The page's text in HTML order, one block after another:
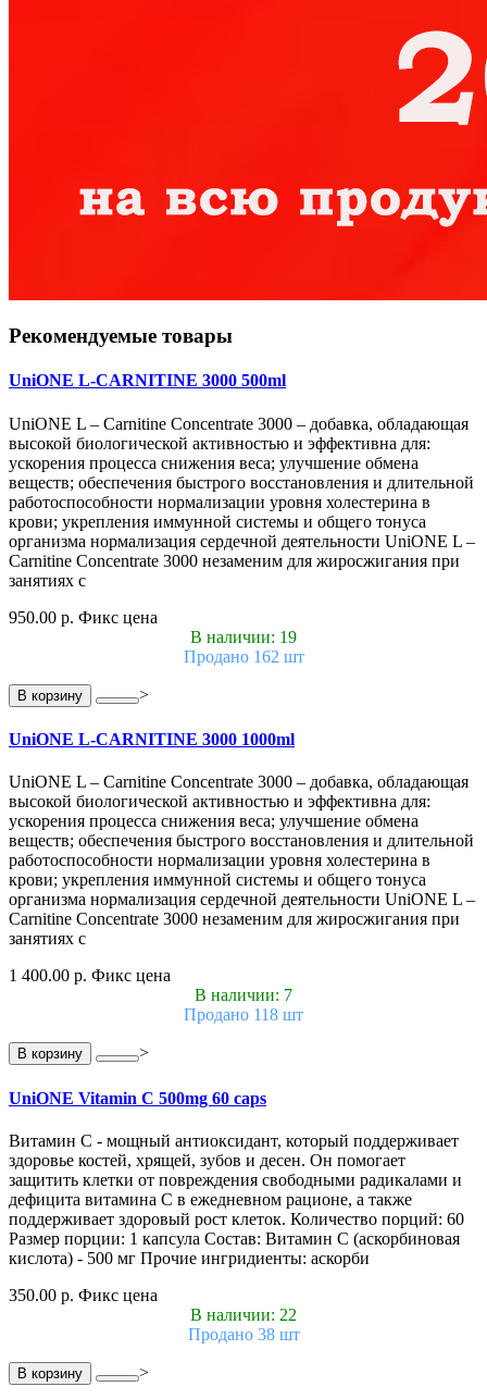
Рекомендуемые товары
UniONE L-CARNITINE 3000 500ml
UniONE L – Carnitine Concentrate 3000 – добавка, обладающая
высокой биологической активностью и эффективна для:
ускорения процесса снижения веса; улучшение обмена
веществ; обеспечения быстрого восстановления и длительной
работоспособности нормализации уровня холестерина в
крови; укрепления иммунной системы и общего тонуса
организма нормализация сердечной деятельности UniONE L –
Carnitine Concentrate 3000 незаменим для жиросжигания при
занятиях с
950.00 р. Фикс цена
В наличии: 19
Продано 162 шт
В корзину >
UniONE L-CARNITINE 3000 1000ml
UniONE L – Carnitine Concentrate 3000 – добавка, обладающая
высокой биологической активностью и эффективна для:
ускорения процесса снижения веса; улучшение обмена
веществ; обеспечения быстрого восстановления и длительной
работоспособности нормализации уровня холестерина в
крови; укрепления иммунной системы и общего тонуса
организма нормализация сердечной деятельности UniONE L –
Carnitine Concentrate 3000 незаменим для жиросжигания при
занятиях с
1 400.00 р. Фикс цена
В наличии: 7
Продано 118 шт
В корзину >
UniONE Vitamin С 500mg 60 caps
Витамин С - мощный антиоксидант, который поддерживает
здоровье костей, хрящей, зубов и десен. Он помогает
защитить клетки от повреждения свободными радикалами и
дефицита витамина С в ежедневном рационе, а также
поддерживает здоровый рост клеток. Количество порций: 60
Размер порции: 1 капсула Состав: Витамин С (аскорбиновая
кислота) - 500 мг Прочие ингридиенты: аскорби
350.00 р. Фикс цена
В наличии: 22
Продано 38 шт
В корзину >